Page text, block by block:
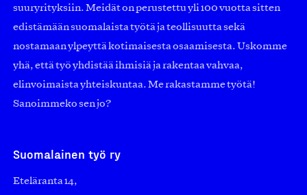
suuryrityksiin. Meidät on perustettu yli 100 vuotta sitten
edistämään suomalaista työtä ja teollisuutta sekä
nostamaan ylpeyttä kotimaisesta osaamisesta. Uskomme
yhä, että työ yhdistää ihmisiä ja rakentaa vahvaa,
elinvoimaista yhteiskuntaa. Me rakastamme työtä!
Sanoimmeko sen jo?
Suomalainen työ ry
Eteläranta 14,